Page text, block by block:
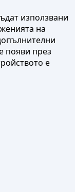
използвани
на
появи през
е